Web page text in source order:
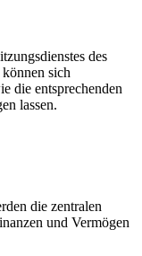
des
sich
die entsprechenden
lassen.
die zentralen
und Vermögen